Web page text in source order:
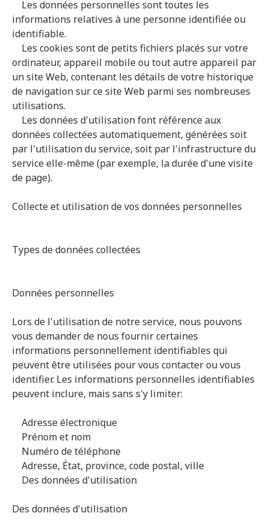
Les données personnelles sont toutes les
informations relatives à une personne identifiée ou
identifiable.
Les cookies sont de petits fichiers placés sur votre
ordinateur, appareil mobile ou tout autre appareil par
un site Web, contenant les détails de votre historique
de navigation sur ce site Web parmi ses nombreuses
utilisations.
Les données d'utilisation font référence aux
données collectées automatiquement, générées soit
par l'utilisation du service, soit par l'infrastructure du
service elle-même (par exemple, la durée d'une visite
de page).
Collecte et utilisation de vos données personnelles
Types de données collectées
Données personnelles
Lors de l'utilisation de notre service, nous pouvons
vous demander de nous fournir certaines
informations personnellement identifiables qui
peuvent être utilisées pour vous contacter ou vous
identifier. Les informations personnelles identifiables
peuvent inclure, mais sans s'y limiter:
Adresse électronique
Prénom et nom
Numéro de téléphone
Adresse, État, province, code postal, ville
Des données d'utilisation
Des données d'utilisation